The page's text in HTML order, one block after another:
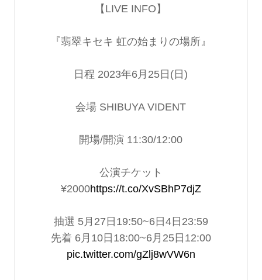
【LIVE INFO】
『翡翠キセキ 虹の始まりの場所』
日程 2023年6月25日(日)
会場 SHIBUYA VIDENT
開場/開演 11:30/12:00
公演チケット
¥2000https://t.co/XvSBhP7djZ
抽選 5月27日19:50~6日4日23:59
先着 6月10日18:00~6月25日12:00
pic.twitter.com/gZlj8wVW6n